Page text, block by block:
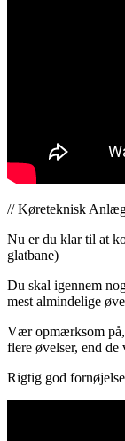
// Køreteknisk
Nu er du klar til at
glatbane)
Du skal igennem
mest almindelige
Vær opmærksom
flere øvelser, end de
Rigtig god